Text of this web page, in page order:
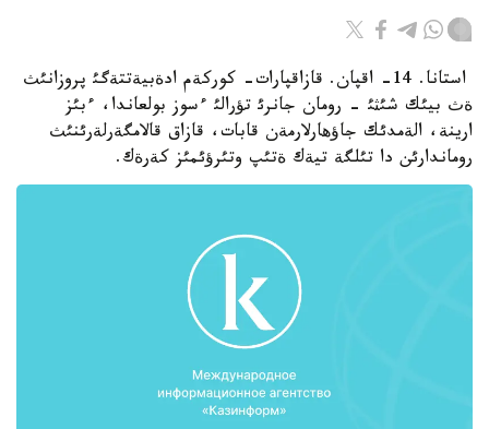
استانا. 14- اقپان. قازاقپارات- كوركةم ادةبيةتتةگئ پروزانئث
ةث بيئك شئثئ - رومان جانرئ تؤرالئ ءسوز بولعاندا، ءبئز
ارينة، الةمدئك جاؤهارلارمةن قابات، قازاق قالامگةرلةرئنئث
روماندارئن دا تئلگة تيةك ةتئپ وتئرؤئمئز كةرةك.